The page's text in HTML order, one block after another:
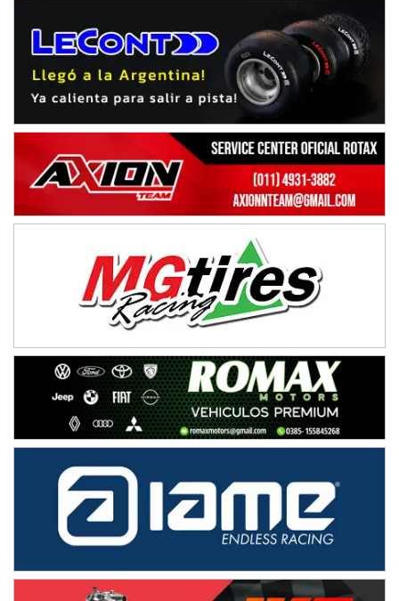
SUR SANTAFESINO - F4
José Samuel Sánchez (Tierra)
TUCUMANO - F5
El Timbó (Tucumán)
COBERTURA ESPECIAL DE E-KART.COM.AR
08/09-AGO
IAME SERIES ARGENTINA 6
Ciudad de Trenque Lauquen (Asfalto)
Trenque Lauquen (Buenos Aires)
ENTRERRIANO - F6 (POSTERGADA)
Parque de la Velocidad (Asfalto)
Villaguay (Entre Ríos)
VICTORIENSE - F7
El Cerro (Tierra)
Victoria (Entre Ríos)
PATAGONICO - F6
Moto Club Reginense (Tierra)
Gral. E. Godoy (Río Negro)
Juventud Unida (Tierra)
Humboldt (Santa Fe)